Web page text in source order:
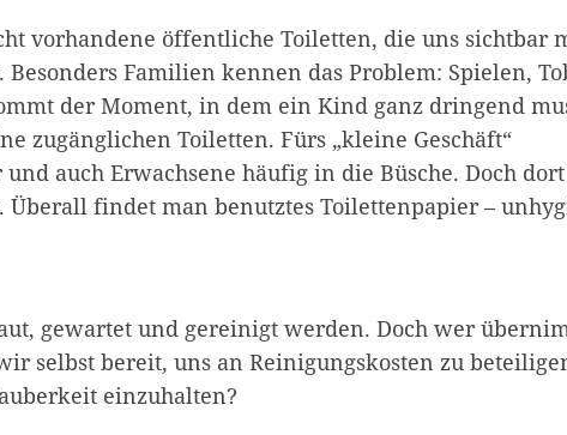
vorhandene öffentliche Toiletten, die uns sichtbar
Besonders Familien kennen das Problem: Spielen,
der Moment, in dem ein Kind ganz dringend
zugänglichen Toiletten. Fürs „kleine Geschäft“
auch Erwachsene häufig in die Büsche. Doch
Überall findet man benutztes Toilettenpapier –
gewartet und gereinigt werden. Doch wer
selbst bereit, uns an Reinigungskosten zu
einzuhalten?